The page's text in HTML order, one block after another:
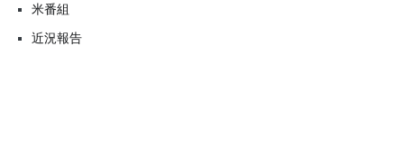
米番組
近況報告